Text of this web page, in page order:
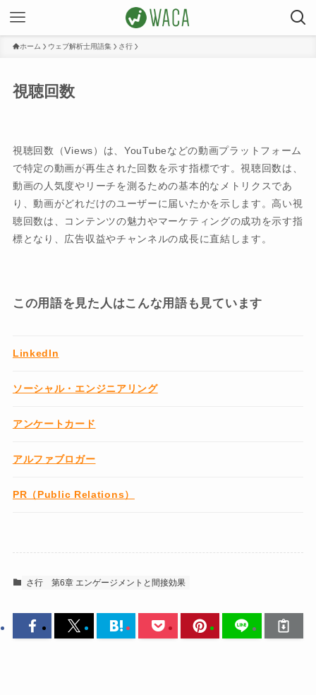
ホーム ウェブ解析士用語集 さ行
視聴回数
視聴回数（Views）は、YouTubeなどの動画プラットフォーム
で特定の動画が再生された回数を示す指標です。視聴回数は、
動画の人気度やリーチを測るための基本的なメトリクスであ
り、動画がどれだけのユーザーに届いたかを示します。高い視
聴回数は、コンテンツの魅力やマーケティングの成功を示す指
標となり、広告収益やチャンネルの成長に直結します。
この用語を見た人はこんな用語も見ています
LinkedIn
ソーシャル・エンジニアリング
アンケートカード
アルファブロガー
PR（Public Relations）
さ行 第6章 エンゲージメントと間接効果